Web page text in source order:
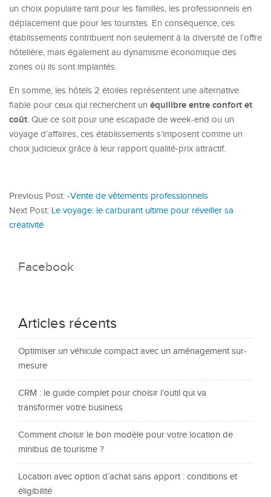
un choix populaire tant pour les familles, les professionnels en
déplacement que pour les touristes. En conséquence, ces
établissements contribuent non seulement à la diversité de l’offre
hôtelière, mais également au dynamisme économique des
zones où ils sont implantés.
En somme, les hôtels 2 étoiles représentent une alternative
fiable pour ceux qui recherchent un équilibre entre confort et
coût. Que ce soit pour une escapade de week-end ou un
voyage d’affaires, ces établissements s’imposent comme un
choix judicieux grâce à leur rapport qualité-prix attractif.
Previous Post: -Vente de vêtements professionnels
Next Post: Le voyage: le carburant ultime pour réveiller sa
créativité
Facebook
Articles récents
Optimiser un véhicule compact avec un aménagement sur-
mesure
CRM : le guide complet pour choisir l’outil qui va
transformer votre business
Comment choisir le bon modèle pour votre location de
minibus de tourisme ?
Location avec option d’achat sans apport : conditions et
éligibilité